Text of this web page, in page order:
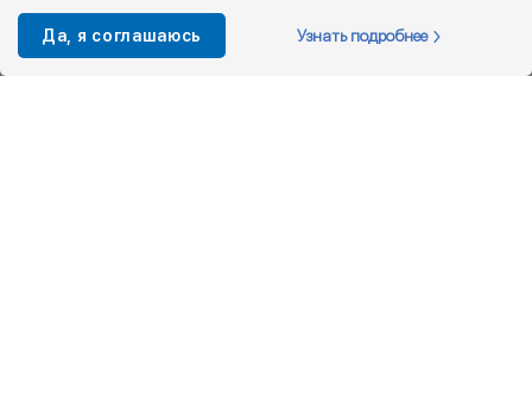
Магазины в Москва (50)
Да, я соглашаюсь Узнать подробнее